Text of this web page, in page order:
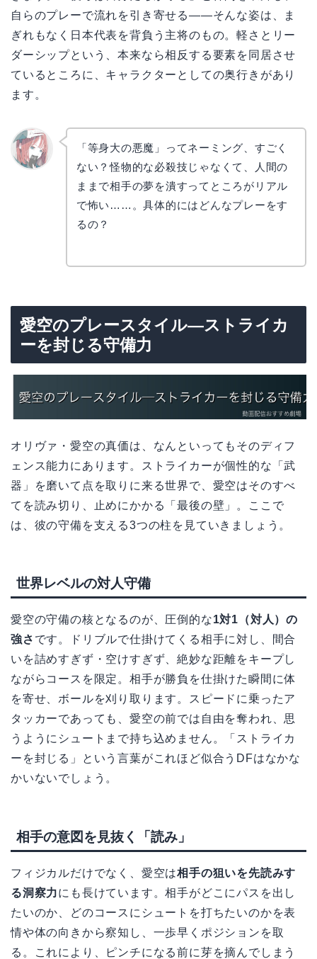
自らのプレーで流れを引き寄せる——そんな姿は、ま
ぎれもなく日本代表を背負う主将のもの。軽さとリー
ダーシップという、本来なら相反する要素を同居させ
ているところに、キャラクターとしての奥行きがあり
ます。
「等身大の悪魔」ってネーミング、すごく
ない？怪物的な必殺技じゃなくて、人間の
ままで相手の夢を潰すってところがリアル
で怖い……。具体的にはどんなプレーをす
るの？
愛空のプレースタイル—ストライカ
ーを封じる守備力
オリヴァ・愛空の真価は、なんといってもそのディフ
ェンス能力にあります。ストライカーが個性的な「武
器」を磨いて点を取りに来る世界で、愛空はそのすべ
てを読み切り、止めにかかる「最後の壁」。ここで
は、彼の守備を支える3つの柱を見ていきましょう。
世界レベルの対人守備
愛空の守備の核となるのが、圧倒的な1対1（対人）の
強さ です。ドリブルで仕掛けてくる相手に対し、間合
いを詰めすぎず・空けすぎず、絶妙な距離をキープし
ながらコースを限定。相手が勝負を仕掛けた瞬間に体
を寄せ、ボールを刈り取ります。スピードに乗ったア
タッカーであっても、愛空の前では自由を奪われ、思
うようにシュートまで持ち込めません。「ストライカ
ーを封じる」という言葉がこれほど似合うDFはなかな
かいないでしょう。
相手の意図を見抜く「読み」
フィジカルだけでなく、愛空は相手の狙いを先読みす
る洞察力にも長けています。相手がどこにパスを出し
たいのか、どのコースにシュートを打ちたいのかを表
情や体の向きから察知し、一歩早くポジションを取
る。これにより、ピンチになる前に芽を摘んでしまう